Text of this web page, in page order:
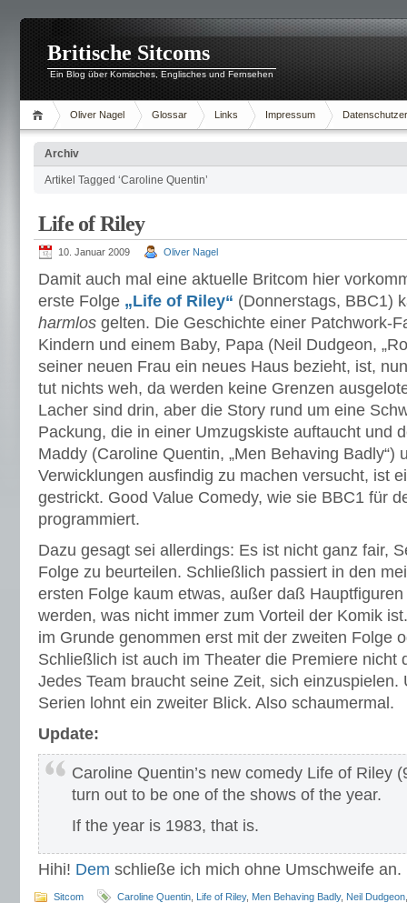
Britische Sitcoms
Ein Blog über Komisches, Englisches und Fernsehen
Oliver Nagel Glossar Links Impressum
Archiv
Artikel Tagged ‘Caroline Quentin’
Life of Riley
10. Januar 2009 Oliver Nagel
Damit auch mal eine aktuelle Britcom hier
erste Folge „Life of Riley“ (Donnerstags, BBC1)
harmlos gelten. Die Geschichte einer Patchwork-
Kindern und einem Baby, Papa (Neil Dudgeon,
seiner neuen Frau ein neues Haus bezieht, ist,
tut nichts weh, da werden keine Grenzen
Lacher sind drin, aber die Story rund um eine
Packung, die in einer Umzugskiste auftaucht und
Maddy (Caroline Quentin, „Men Behaving Badly“)
Verwicklungen ausfindig zu machen versucht, ist
gestrickt. Good Value Comedy, wie sie BBC1 für
programmiert.
Dazu gesagt sei allerdings: Es ist nicht ganz fair,
Folge zu beurteilen. Schließlich passiert in den
ersten Folge kaum etwas, außer daß
werden, was nicht immer zum Vorteil der Komik
im Grunde genommen erst mit der zweiten Folge
Schließlich ist auch im Theater die Premiere nicht
Jedes Team braucht seine Zeit, sich einzuspielen.
Serien lohnt ein zweiter Blick. Also schaumermal.
Update:
Caroline Quentin’s new comedy Life of Riley
turn out to be one of the shows of the year.
If the year is 1983, that is.
Hihi! Dem schließe ich mich ohne Umschweife an.
Sitcom Caroline Quentin Life of Riley, Men Behaving Badly, Neil Dudgeon